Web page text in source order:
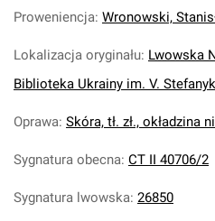
Proweniencja: Wronowski,
Lokalizacja oryginału: Lwowska
Biblioteka Ukrainy im. V.
Oprawa: Skóra, tł. zł., okładzina
Sygnatura obecna: CT II 40706/2
Sygnatura lwowska: 26850